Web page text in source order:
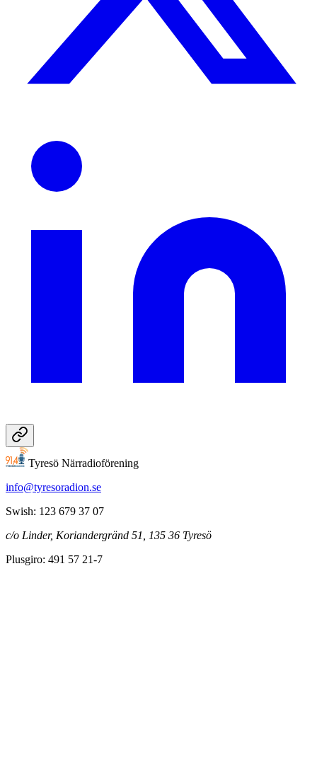
Tyresö Närradioförening
info@tyresoradion.se
Swish: 123 679 37 07
c/o Linder, Koriandergränd 51, 135 36 Tyresö
Plusgiro: 491 57 21-7